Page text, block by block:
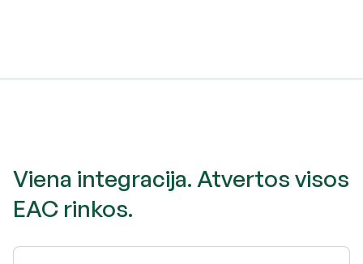
Viena integracija. Atvertos visos
EAC rinkos.